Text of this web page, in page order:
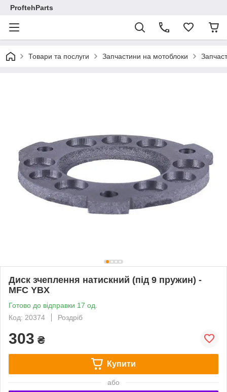
ProftehParts
Товари та послуги Запчастини на мотоблоки
Диск зчеплення натискний (під 9 пружин) -
MFC YBX
Готово до відправки 17 од.
Код: 20374
Роздріб
303 ₴
Купити
або